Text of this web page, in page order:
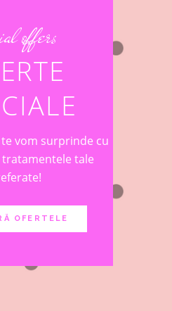
offers
vom surprinde cu
tale
OFERTELE